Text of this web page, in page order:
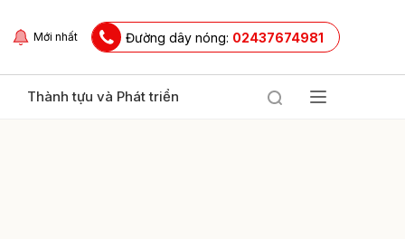
Mới nhất Đường dây nóng: 02437674981
Thành tựu và Phát triển